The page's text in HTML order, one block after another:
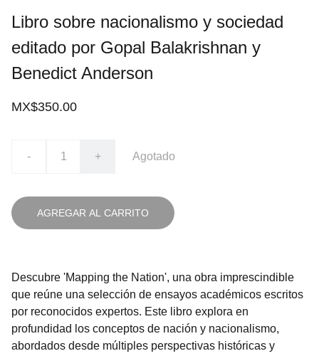
Libro sobre nacionalismo y sociedad
editado por Gopal Balakrishnan y
Benedict Anderson
MX$350.00
- + Agotado
AGREGAR AL CARRITO
Descubre 'Mapping the Nation', una obra imprescindible
que reúne una selección de ensayos académicos escritos
por reconocidos expertos. Este libro explora en
profundidad los conceptos de nación y nacionalismo,
abordados desde múltiples perspectivas históricas y